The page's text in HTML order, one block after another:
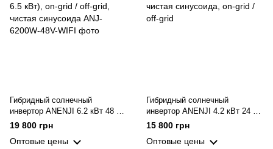
Гибридный солнечный
инвертор ANENJI 6.2 кВт 48 В
с Wi-Fi, MPPT 120 А (PV до 6.5
кВт), on-grid / off-grid, чистая
синусоида
19 800 грн
Оптовые цены
Гибридный солнечный
инвертор ANENJI 4.2 кВт 24 В
с Wi-Fi, MPPT 100 А (PV до 4.5
кВт), on-grid / off-grid, чистая
синусоида
15 800 грн
Оптовые цены